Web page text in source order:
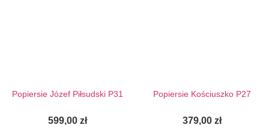
Popiersie Józef Piłsudski P31
599,00 zł
Popiersie Kościuszko P27
379,00 zł